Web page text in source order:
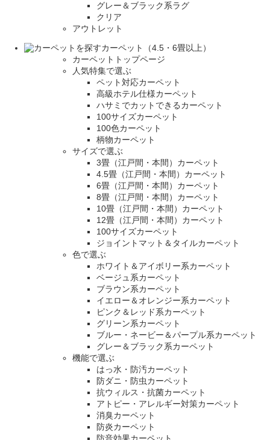
グレー＆ブラック系ラグ
クリア
アウトレット
カーペット（4.5・6畳以上）
カーペットトップページ
人気特集で選ぶ
ペット対応カーペット
高級ホテル仕様カーペット
ハサミでカットできるカーペット
100サイズカーペット
100色カーペット
柄物カーペット
サイズで選ぶ
3畳（江戸間・本間）カーペット
4.5畳（江戸間・本間）カーペット
6畳（江戸間・本間）カーペット
8畳（江戸間・本間）カーペット
10畳（江戸間・本間）カーペット
12畳（江戸間・本間）カーペット
100サイズカーペット
ジョイントマット＆タイルカーペット
色で選ぶ
ホワイト＆アイボリー系カーペット
ベージュ系カーペット
ブラウン系カーペット
イエロー＆オレンジー系カーペット
ピンク＆レッド系カーペット
グリーン系カーペット
ブルー・ネービー＆パープル系カーペット
グレー＆ブラック系カーペット
機能で選ぶ
はっ水・防汚カーペット
防ダニ・防虫カーペット
抗ウィルス・抗菌カーペット
アトピー・アレルギー対策カーペット
消臭カーペット
防炎カーペット